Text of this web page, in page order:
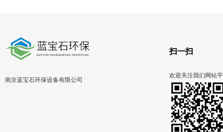
南京蓝宝石环保设备有限公司
扫一扫
欢迎关注我们网站